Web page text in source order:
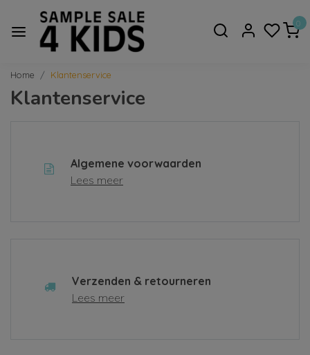
0
Home Klantenservice
Klantenservice
Algemene voorwaarden
Lees meer
Verzenden & retourneren
Lees meer